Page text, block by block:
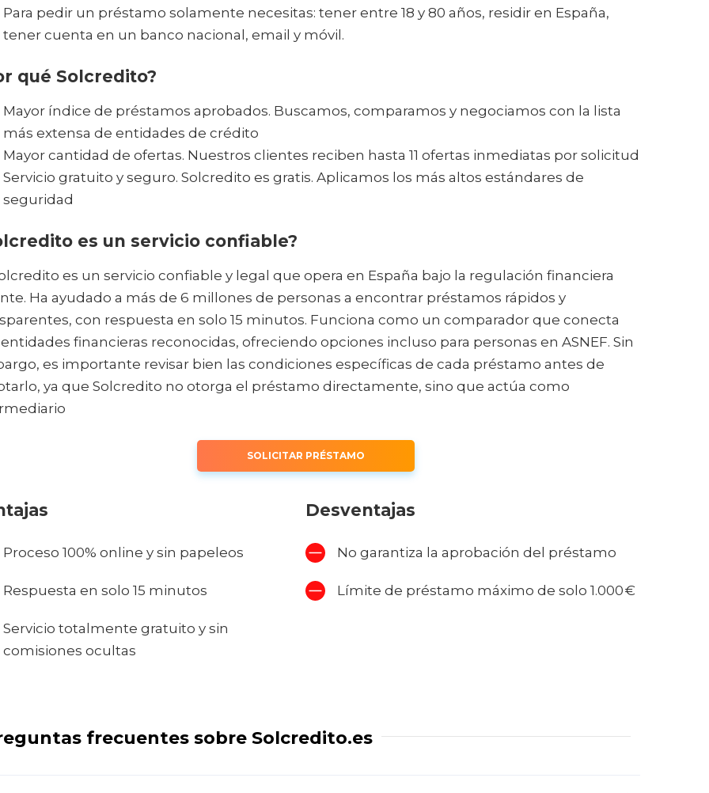
Para pedir un préstamo solamente necesitas: tener entre 18 y 80 años, residir en España,
tener cuenta en un banco nacional, email y móvil.
qué Solcredito?
Mayor índice de préstamos aprobados. Buscamos, comparamos y negociamos con la lista
más extensa de entidades de crédito
Mayor cantidad de ofertas. Nuestros clientes reciben hasta 11 ofertas inmediatas por solicitud
Servicio gratuito y seguro. Solcredito es gratis. Aplicamos los más altos estándares de
seguridad
es un servicio confiable?
es un servicio confiable y legal que opera en España bajo la regulación financiera
Ha ayudado a más de 6 millones de personas a encontrar préstamos rápidos y
con respuesta en solo 15 minutos. Funciona como un comparador que conecta
financieras reconocidas, ofreciendo opciones incluso para personas en ASNEF. Sin
es importante revisar bien las condiciones específicas de cada préstamo antes de
ya que Solcredito no otorga el préstamo directamente, sino que actúa como
SOLICITAR PRÉSTAMO
Proceso 100% online y sin papeleos
Respuesta en solo 15 minutos
Servicio totalmente gratuito y sin
comisiones ocultas
Desventajas
No garantiza la aprobación del préstamo
Límite de préstamo máximo de solo 1.000 €
frecuentes sobre Solcredito.es